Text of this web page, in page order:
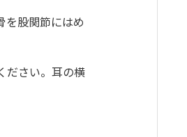
を股関節にはめ
ださい。耳の横